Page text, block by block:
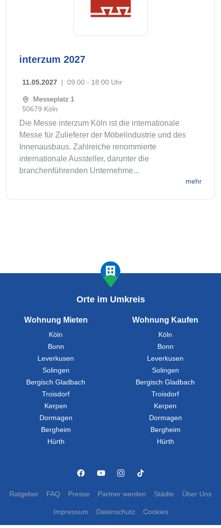
interzum 2027
11.05.2027 | 09:00 - 18:00 Uhr
Messeplatz 1
50679 Köln
Die Messe interzum Köln ist die internationale
Messe für Zulieferer der Möbelindustrie und des
Innenausbaus. Zahlreiche renommierte
internationale Aussteller, darunter die
branchenführenden Unternehme...
mehr
Orte im Umkreis
Wohnung Mieten
Köln
Bonn
Leverkusen
Solingen
Bergisch Gladbach
Troisdorf
Kerpen
Dormagen
Bergheim
Hürth
Wohnung Kaufen
Köln
Bonn
Leverkusen
Solingen
Bergisch Gladbach
Troisdorf
Kerpen
Dormagen
Bergheim
Hürth
Ratgeber FAQ Presse Partner werden Städte Über Uns
Impressum Datenschutz Cookies